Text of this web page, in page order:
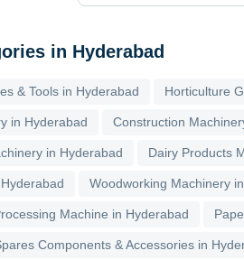
स्टार्च प्रोसेसिंग प्लांट के लिए
जिग्मा मशीनरी एंड
in Hyderabad
& Tools in Hyderabad Horticulture
in Hyderabad Construction
in Hyderabad Dairy Products
Woodworking Machinery
Machine in Hyderabad
Components & Accessories in